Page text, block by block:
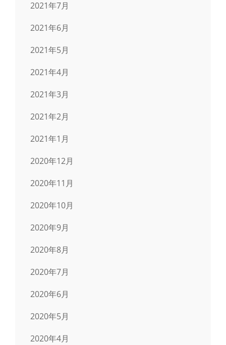
2021年7月
2021年6月
2021年5月
2021年4月
2021年3月
2021年2月
2021年1月
2020年12月
2020年11月
2020年10月
2020年9月
2020年8月
2020年7月
2020年6月
2020年5月
2020年4月